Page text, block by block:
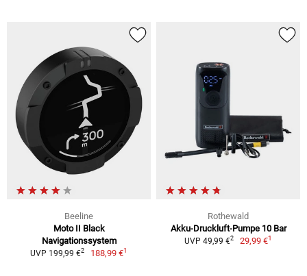
Beeline
Moto II Black
Navigationssystem
UVP 199,99 €2 188,99 €1
Rothewald
Akku-Druckluft-Pumpe 10 Bar
UVP 49,99 €2 29,99 €1